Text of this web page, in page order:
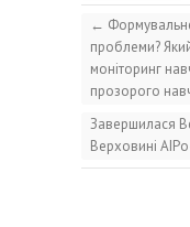
←
проблеми?
моніторинг
прозорого
Завершилася
Верховині